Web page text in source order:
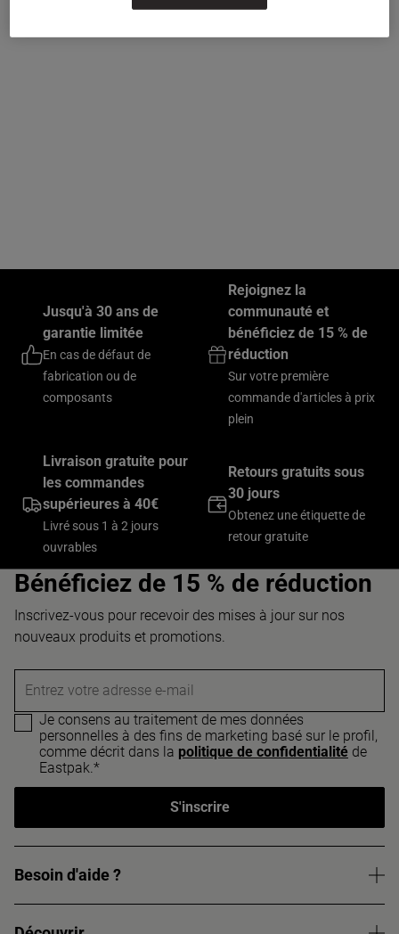
Jusqu'à 30 ans de
garantie limitée
En cas de défaut de
fabrication ou de
composants
Rejoignez la
communauté et
bénéficiez de 15 % de
réduction
Sur votre première
commande d'articles à prix
plein
Livraison gratuite pour
les commandes
supérieures à 40€
Livré sous 1 à 2 jours
ouvrables
Retours gratuits sous
30 jours
Obtenez une étiquette de
retour gratuite
Bénéficiez de 15 % de réduction
Inscrivez-vous pour recevoir des mises à jour sur nos
nouveaux produits et promotions.
Entrez votre adresse e-mail
Je consens au traitement de mes données
personnelles à des fins de marketing basé sur le profil,
comme décrit dans la politique de confidentialité de
Eastpak.*
S'inscrire
Besoin d'aide ?